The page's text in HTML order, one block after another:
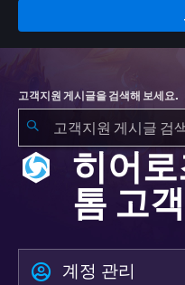
고객지원 게시글을 검색해 보세요.
히어
톰 고
계정 관리